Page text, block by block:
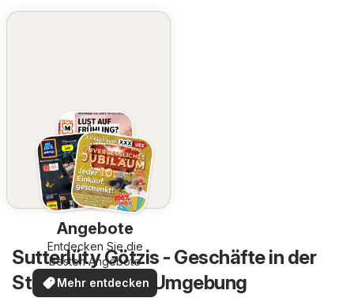
Angebote
Entdecken Sie die
besten Angebote
Mehr entdecken
Sutterlüty Götzis - Geschäfte in der
Stadt und in der Umgebung